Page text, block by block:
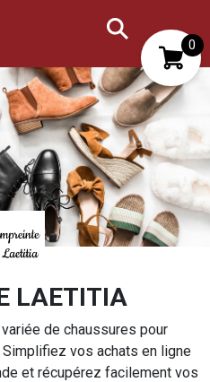
Mon compte
favoris
0
LAETITIA
de chaussures pour
vos achats en ligne
et récupérez facilement vos